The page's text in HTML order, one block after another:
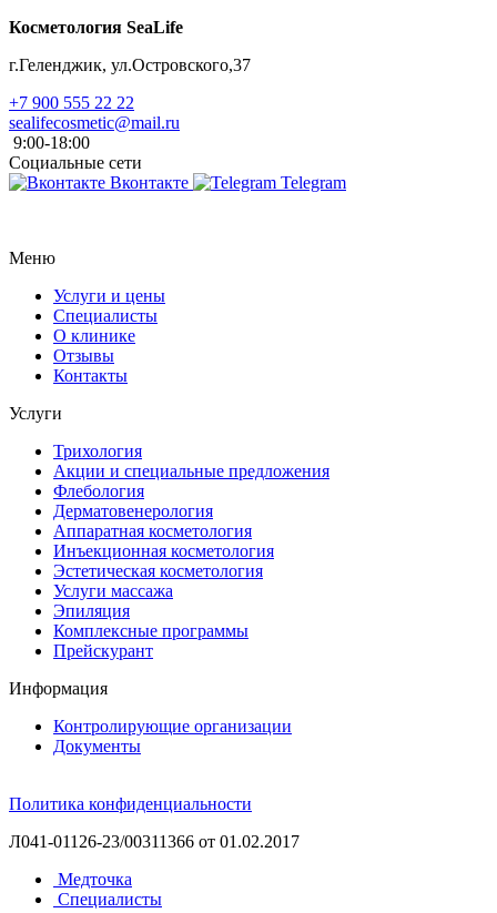
Косметология SeaLife
г.Геленджик, ул.Островского,37
+7 900 555 22 22
sealifecosmetic@mail.ru
9:00-18:00
Социальные сети
Вконтакте
Telegram
Меню
Услуги и цены
Специалисты
О клинике
Отзывы
Контакты
Услуги
Трихология
Акции и специальные предложения
Флебология
Дерматовенерология
Аппаратная косметология
Инъекционная косметология
Эстетическая косметология
Услуги массажа
Эпиляция
Комплексные программы
Прейскурант
Информация
Контролирующие организации
Документы
Политика конфиденциальности
Л041-01126-23/00311366 от 01.02.2017
Медточка
Специалисты